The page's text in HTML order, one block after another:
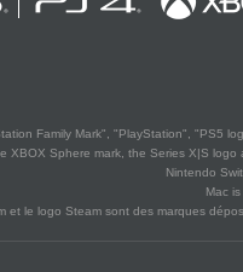
Family Mark", "PlayStation", "PS5
XBOX Sphere mark, the Series X|S
Nintendo
Mac
et le logo Steam sont des marques